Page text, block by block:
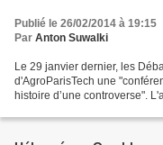
Publié le 26/02/2014 à 19:15
Par Anton Suwalki
Le 29 janvier dernier, les
d'AgroParisTech une
histoire d’une controverse".